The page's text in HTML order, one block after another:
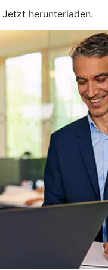
herunterladen.